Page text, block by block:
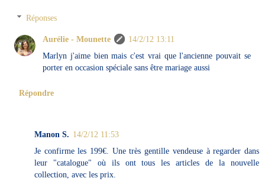
Réponses
Aurélie - Mounette
14/2/12 13:11
Marlyn j'aime bien mais c'est vrai que l'ancienne pouvait se
porter en occasion spéciale sans être mariage aussi
Répondre
Manon S. 14/2/12 11:53
Je confirme les 199€. Une très gentille vendeuse à regarder dans
leur "catalogue" où ils ont tous les articles de la nouvelle
collection, avec les prix.